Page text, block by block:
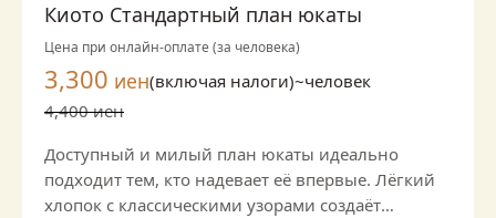
Киото Стандартный план юкаты
Цена при онлайн-оплате (за человека)
3,300 иен(включая налоги)~человек
4,400 иен
Доступный и милый план юкаты идеально
подходит тем, кто надевает её впервые. Лёгкий
хлопок с классическими узорами создаёт